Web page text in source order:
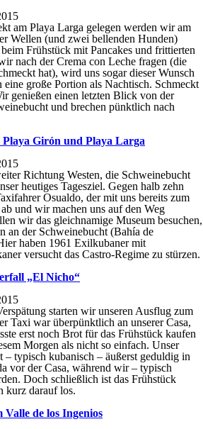
am Playa Larga gelegen werden wir am
Wellen (und zwei bellenden Hunden)
Frühstück mit Pancakes und frittierten
nach der Crema con Leche fragen (die
hat), wird uns sogar dieser Wunsch
große Portion als Nachtisch. Schmeckt
genießen einen letzten Blick von der
und brechen pünktlich nach
Girón und Playa Larga
Richtung Westen, die Schweinebucht
heutiges Tagesziel. Gegen halb zehn
Osualdo, der mit uns bereits zum
und wir machen uns auf den Weg
wir das gleichnamige Museum besuchen,
an der Schweinebucht (Bahía de
haben 1961 Exilkubaner mit
versucht das Castro-Regime zu stürzen.
„El Nicho“
starten wir unseren Ausflug zum
Taxi war überpünktlich an unserer Casa,
erst noch Brot für das Frühstück kaufen
Morgen als nicht so einfach. Unser
– typisch kubanisch – äußerst geduldig in
vor der Casa, während wir – typisch
Doch schließlich ist das Frühstück
kurz darauf los.
de los Ingenios